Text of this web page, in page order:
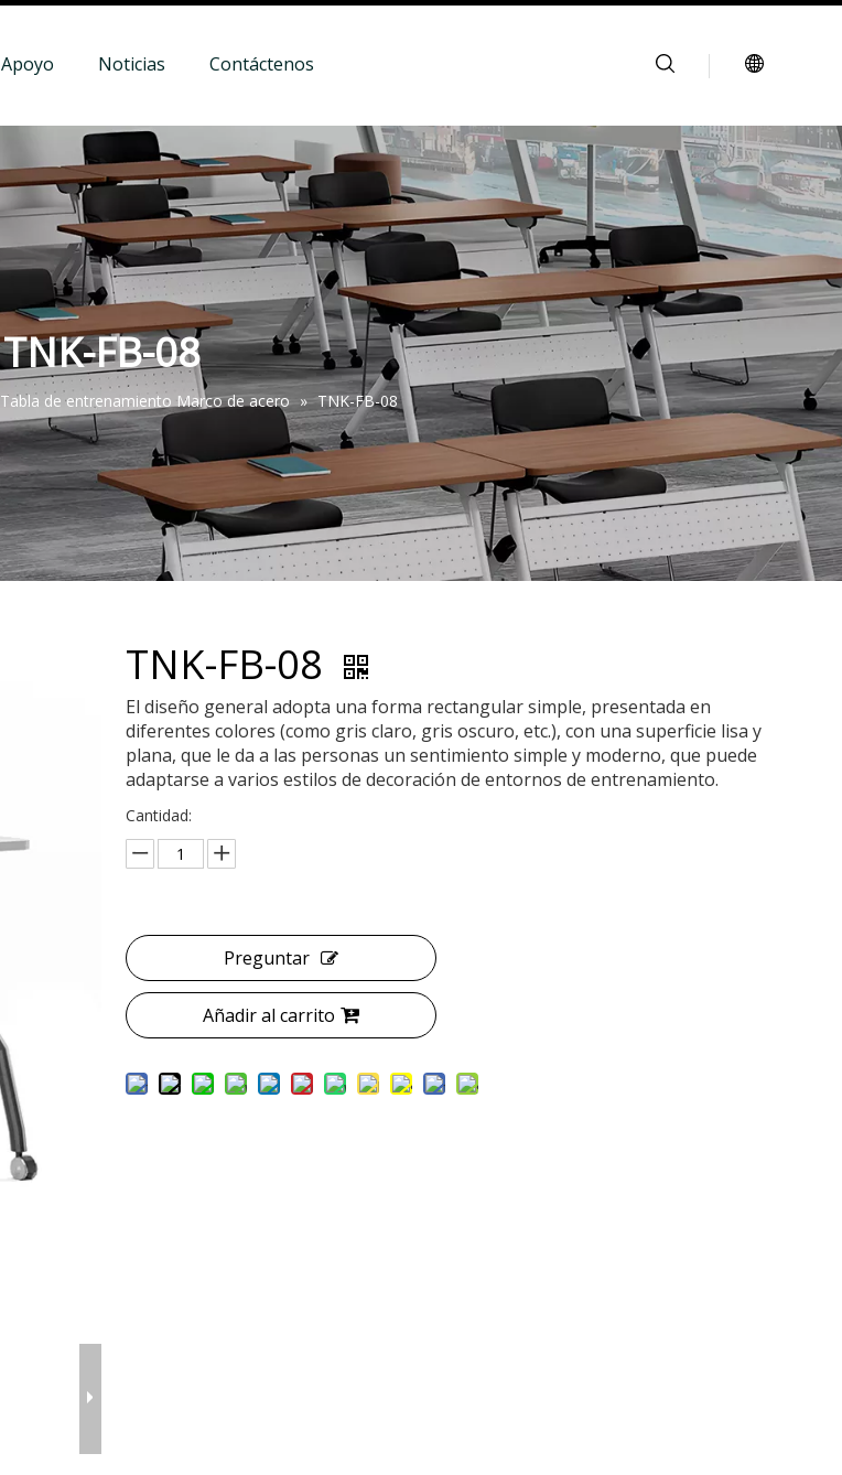
Apoyo Noticias Contáctenos
TNK-FB-08
Tabla de entrenamiento Marco de acero » TNK-FB-08
TNK-FB-08
El diseño general adopta una forma rectangular simple, presentada en
diferentes colores (como gris claro, gris oscuro, etc.), con una superficie lisa y
plana, que le da a las personas un sentimiento simple y moderno, que puede
adaptarse a varios estilos de decoración de entornos de entrenamiento.
Cantidad:
Preguntar
Añadir al carrito